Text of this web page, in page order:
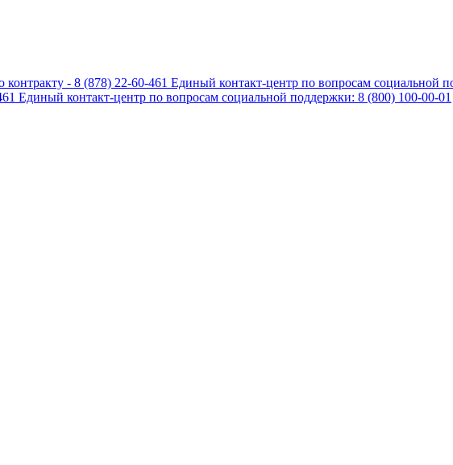
- 8 (878) 22-60-461 Единый контакт-центр по вопросам социальной
Единый контакт-центр по вопросам социальной поддержки: 8 (800) 100-00-01